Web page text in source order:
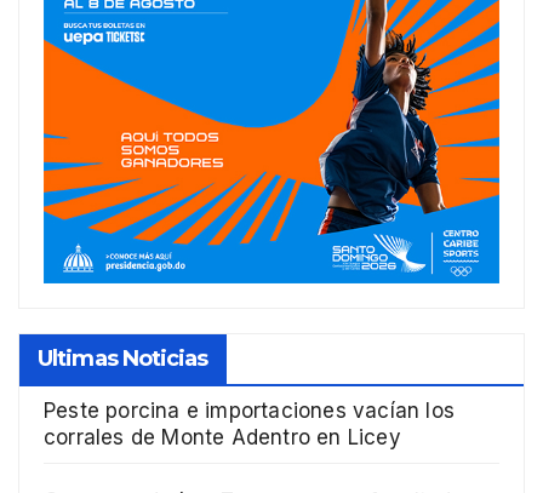
Ultimas Noticias
Peste porcina e importaciones vacían los
corrales de Monte Adentro en Licey